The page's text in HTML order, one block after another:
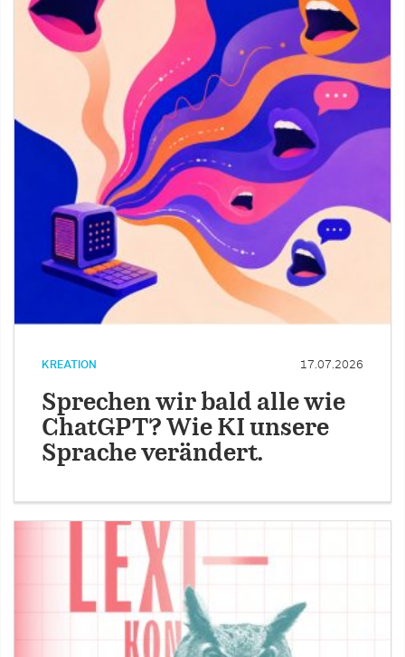
KREATION 17.07.2026
Sprechen wir bald alle wie
ChatGPT? Wie KI unsere
Sprache verändert.